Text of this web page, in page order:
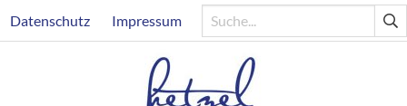
zum
Header
Datenschutz Impressum